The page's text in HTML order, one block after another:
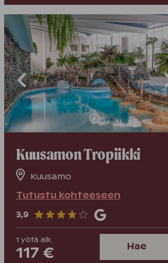
Kuusamon Tropiikki
Kuusamo
Tutustu kohteeseen
3,9
1 yötä alk.
117 € Hae